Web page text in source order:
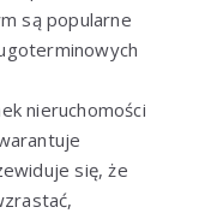
są popularne
nieruchomości
się, że